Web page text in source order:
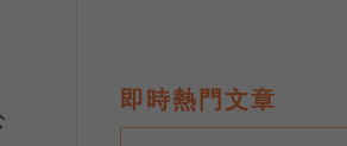
即時熱門文章